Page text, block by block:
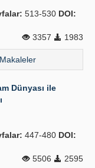
513-530 DOI:
3357
1983
Dünyası ile
447-480 DOI:
5506
2595